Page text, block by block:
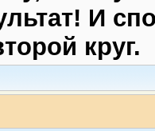
И
круг.